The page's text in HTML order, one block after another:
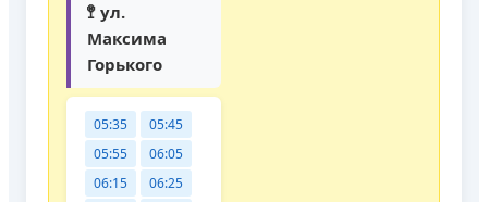
🚏 ул.
Максима
Горького
05:35
05:45
05:55
06:05
06:15
06:25